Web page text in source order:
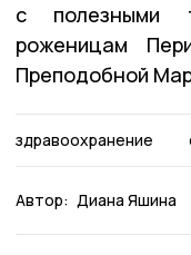
с полезными
роженицам
Преподобной
здравоохранение
Автор: Диана Яшина